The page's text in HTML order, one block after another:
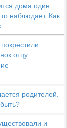
дома один
наблюдает. Как
отцу
родителей.
и